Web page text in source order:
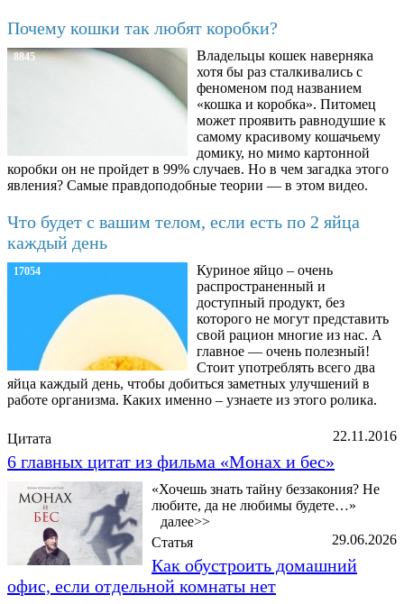
Почему кошки так любят коробки?
8845
Владельцы кошек наверняка
хотя бы раз сталкивались с
феноменом под названием
«кошка и коробка». Питомец
может проявить равнодушие к
самому красивому кошачьему
домику, но мимо картонной
коробки он не пройдет в 99% случаев. Но в чем загадка этого
явления? Самые правдоподобные теории — в этом видео.
Что будет с вашим телом, если есть по 2 яйца
каждый день
17054
Куриное яйцо – очень
распространенный и
доступный продукт, без
которого не могут представить
свой рацион многие из нас. А
главное — очень полезный!
Стоит употреблять всего два
яйца каждый день, чтобы добиться заметных улучшений в
работе организма. Каких именно – узнаете из этого ролика.
22.11.2016
Цитата
6 главных цитат из фильма «Монах и бес»
«Хочешь знать тайну беззакония? Не
любите, да не любимы будете…»
далее>>
29.06.2026
Статья
Как обустроить домашний
офис, если отдельной комнаты нет